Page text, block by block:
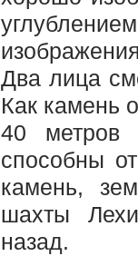
Два лица
Как камень
40 метров
способны
камень,
шахты
назад.